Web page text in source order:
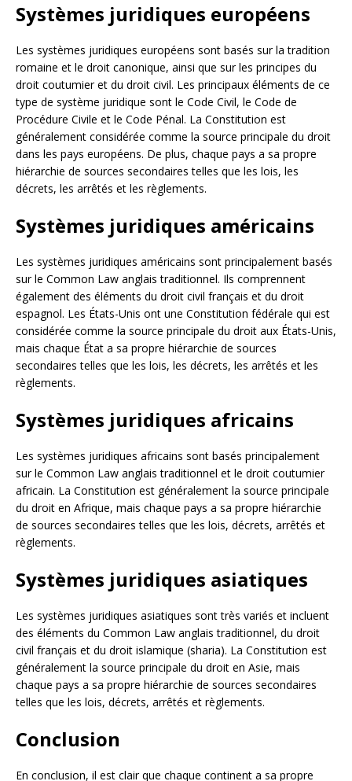
Systèmes juridiques européens
Les systèmes juridiques européens sont basés sur la tradition
romaine et le droit canonique, ainsi que sur les principes du
droit coutumier et du droit civil. Les principaux éléments de ce
type de système juridique sont le Code Civil, le Code de
Procédure Civile et le Code Pénal. La Constitution est
généralement considérée comme la source principale du droit
dans les pays européens. De plus, chaque pays a sa propre
hiérarchie de sources secondaires telles que les lois, les
décrets, les arrêtés et les règlements.
Systèmes juridiques américains
Les systèmes juridiques américains sont principalement basés
sur le Common Law anglais traditionnel. Ils comprennent
également des éléments du droit civil français et du droit
espagnol. Les États-Unis ont une Constitution fédérale qui est
considérée comme la source principale du droit aux États-Unis,
mais chaque État a sa propre hiérarchie de sources
secondaires telles que les lois, les décrets, les arrêtés et les
règlements.
Systèmes juridiques africains
Les systèmes juridiques africains sont basés principalement
sur le Common Law anglais traditionnel et le droit coutumier
africain. La Constitution est généralement la source principale
du droit en Afrique, mais chaque pays a sa propre hiérarchie
de sources secondaires telles que les lois, décrets, arrêtés et
règlements.
Systèmes juridiques asiatiques
Les systèmes juridiques asiatiques sont très variés et incluent
des éléments du Common Law anglais traditionnel, du droit
civil français et du droit islamique (sharia). La Constitution est
généralement la source principale du droit en Asie, mais
chaque pays a sa propre hiérarchie de sources secondaires
telles que les lois, décrets, arrêtés et règlements.
Conclusion
En conclusion, il est clair que chaque continent a sa propre